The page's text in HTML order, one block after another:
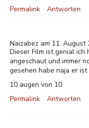
Permalink
Antworten
Naizabez am 11. August
Dieser Film ist genial ich
angeschaut und immer
gesehen habe naja er ist
10 augen von 10
Permalink
Antworten